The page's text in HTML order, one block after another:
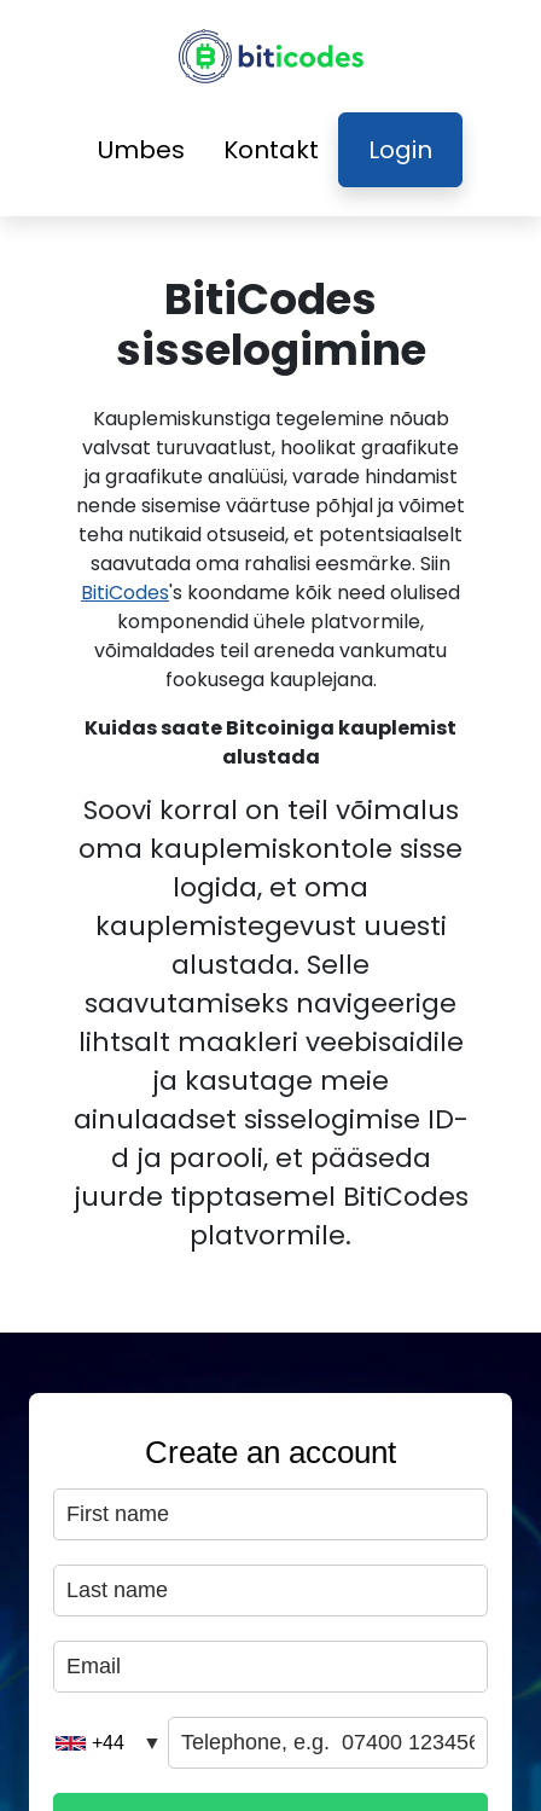
Umbes Kontakt Login
BitiCodes
sisselogimine
Kauplemiskunstiga tegelemine nõuab
valvsat turuvaatlust, hoolikat graafikute
ja graafikute analüüsi, varade hindamist
nende sisemise väärtuse põhjal ja võimet
teha nutikaid otsuseid, et potentsiaalselt
saavutada oma rahalisi eesmärke. Siin
BitiCodes's koondame kõik need olulised
komponendid ühele platvormile,
võimaldades teil areneda vankumatu
fookusega kauplejana.
Kuidas saate Bitcoiniga kauplemist
alustada
Soovi korral on teil võimalus
oma kauplemiskontole sisse
logida, et oma
kauplemistegevust uuesti
alustada. Selle
saavutamiseks navigeerige
lihtsalt maakleri veebisaidile
ja kasutage meie
ainulaadset sisselogimise ID-
d ja parooli, et pääseda
juurde tipptasemel BitiCodes
platvormile.